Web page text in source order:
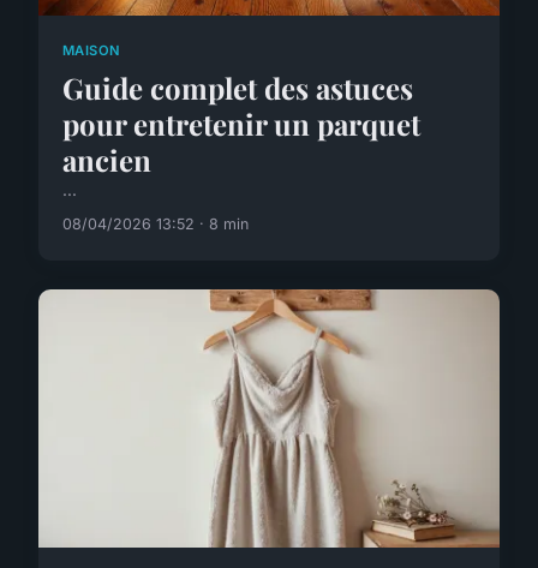
MAISON
Guide complet des astuces
pour entretenir un parquet
ancien
...
08/04/2026 13:52 · 8 min